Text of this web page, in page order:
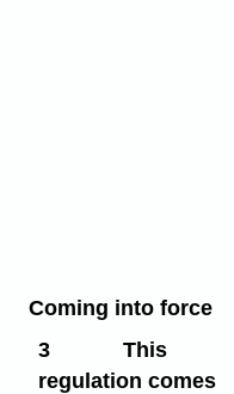
Coming into force
3
This
regulation comes